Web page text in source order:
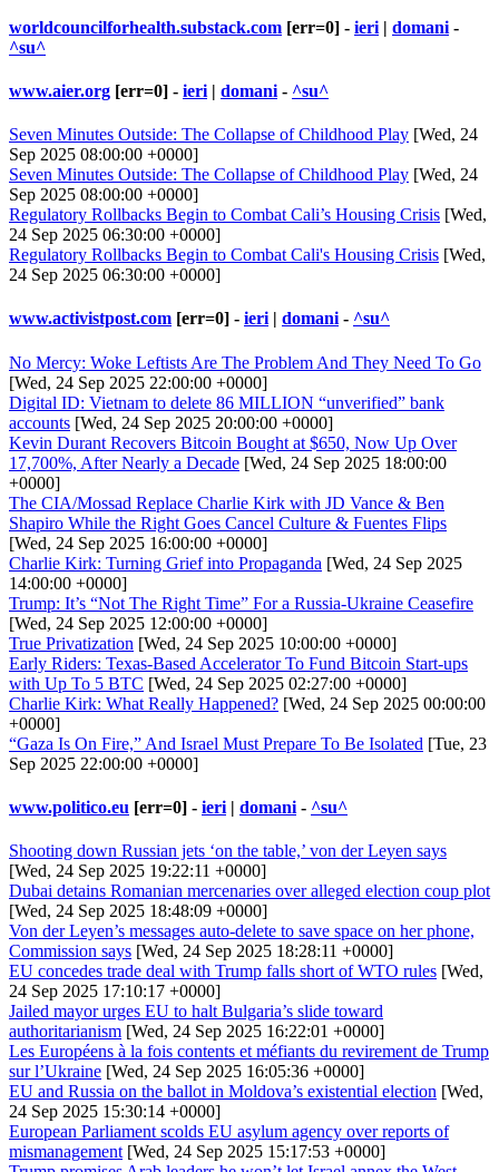
worldcouncilforhealth.substack.com [err=0] - ieri | domani -
^su^
www.aier.org [err=0] - ieri | domani - ^su^
Seven Minutes Outside: The Collapse of Childhood Play [Wed, 24
Sep 2025 08:00:00 +0000]
Seven Minutes Outside: The Collapse of Childhood Play [Wed, 24
Sep 2025 08:00:00 +0000]
Regulatory Rollbacks Begin to Combat Cali’s Housing Crisis [Wed,
24 Sep 2025 06:30:00 +0000]
Regulatory Rollbacks Begin to Combat Cali's Housing Crisis [Wed,
24 Sep 2025 06:30:00 +0000]
www.activistpost.com [err=0] - ieri| domani- ^su^
No Mercy: Woke Leftists Are The Problem And They Need To Go
[Wed, 24 Sep 2025 22:00:00 +0000]
Digital ID: Vietnam to delete 86 MILLION “unverified” bank
accounts [Wed, 24 Sep 2025 20:00:00 +0000]
Kevin Durant Recovers Bitcoin Bought at $650, Now Up Over
17,700%, After Nearly a Decade [Wed, 24 Sep 2025 18:00:00
+0000]
The CIA/Mossad Replace Charlie Kirk with JD Vance & Ben
Shapiro While the Right Goes Cancel Culture & Fuentes Flips
[Wed, 24 Sep 2025 16:00:00 +0000]
Charlie Kirk: Turning Grief into Propaganda [Wed, 24 Sep 2025
14:00:00 +0000]
Trump: It’s “Not The Right Time” For a Russia-Ukraine Ceasefire
[Wed, 24 Sep 2025 12:00:00 +0000]
True Privatization [Wed, 24 Sep 2025 10:00:00 +0000]
Early Riders: Texas-Based Accelerator To Fund Bitcoin Start-ups
with Up To 5 BTC [Wed, 24 Sep 2025 02:27:00 +0000]
Charlie Kirk: What Really Happened? [Wed, 24 Sep 2025 00:00:00
+0000]
“Gaza Is On Fire,” And Israel Must Prepare To Be Isolated [Tue, 23
Sep 2025 22:00:00 +0000]
www.politico.eu [err=0] - ieri | domani - ^su^
Shooting down Russian jets ‘on the table,’ von der Leyen says
[Wed, 24 Sep 2025 19:22:11 +0000]
Dubai detains Romanian mercenaries over alleged election coup plot
[Wed, 24 Sep 2025 18:48:09 +0000]
Von der Leyen’s messages auto-delete to save space on her phone,
Commission says [Wed, 24 Sep 2025 18:28:11 +0000]
EU concedes trade deal with Trump falls short of WTO rules [Wed,
24 Sep 2025 17:10:17 +0000]
Jailed mayor urges EU to halt Bulgaria’s slide toward
authoritarianism [Wed, 24 Sep 2025 16:22:01 +0000]
Les Européens à la fois contents et méfiants du revirement de Trump
sur l’Ukraine [Wed, 24 Sep 2025 16:05:36 +0000]
EU and Russia on the ballot in Moldova’s existential election [Wed,
24 Sep 2025 15:30:14 +0000]
European Parliament scolds EU asylum agency over reports of
mismanagement [Wed, 24 Sep 2025 15:17:53 +0000]